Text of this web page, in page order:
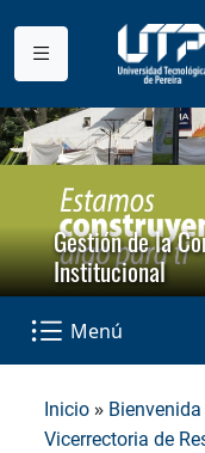
Gestión de la
Institucional
Menú
Inicio » Bienvenida
Vicerrectoria de